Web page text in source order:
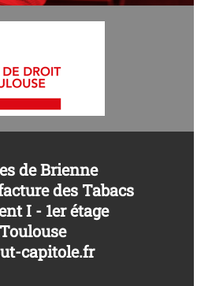
de Brienne
des Tabacs
I - 1er étage
capitole.fr